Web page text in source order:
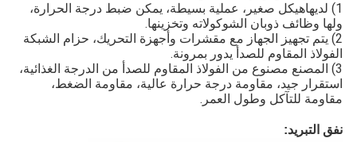
1) لديها
هيكل صغير، عملية بسيطة، يمكن ضبط درجة الحرارة،
ولها وظائف ذوبان الشوكولاته وتخزينها.
2) يتم تجهيز الجهاز مع مقشرات وأجهزة التحريك، حزام الشبكة
الفولاذ المقاوم للصدأ يدور بمرونة.
3) المصنع مصنوع من الفولاذ المقاوم للصدأ من الدرجة الغذائية،
استقرار جيد، مقاومة درجة حرارة عالية، مقاومة الضغط،
مقاومة للتآكل وطول العمر.
نفق التبريد: